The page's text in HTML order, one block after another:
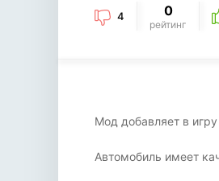
4 0
рейтинг
Мод добавляет в
Автомобиль имеет